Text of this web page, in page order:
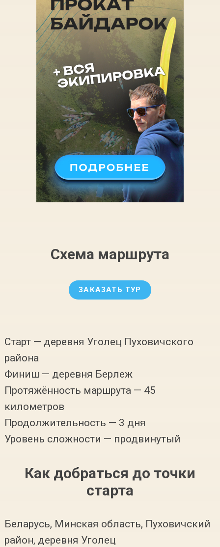
Схема маршрута
ЗАКАЗАТЬ ТУР
Старт — деревня Уголец Пуховичского
района
Финиш — деревня Берлеж
Протяжённость маршрута — 45
километров
Продолжительность — 3 дня
Уровень сложности — продвинутый
Как добраться до точки
старта
Беларусь, Минская область, Пуховичский
район, деревня Уголец